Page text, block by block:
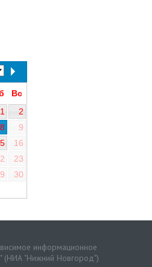
Вс
1
2
8
9
16
23
30
информационное
(НИА "Нижний Новгород")